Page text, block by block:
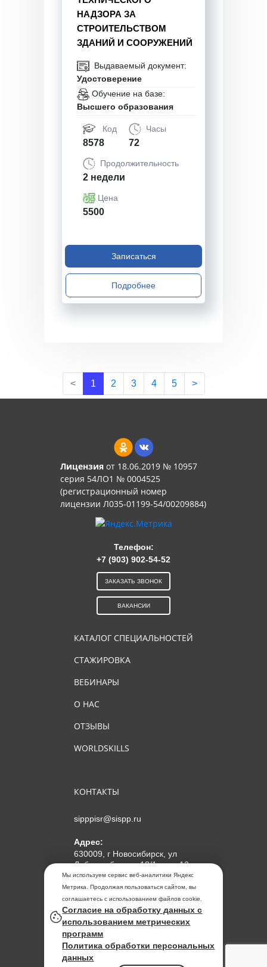
НАДЗОРА ЗА
СТРОИТЕЛЬСТВОМ
ЗДАНИЙ И СООРУЖЕНИЙ
Выдаваемый документ:
Удостоверение
Обучение на базе:
Высшего образования
Код
8578
Часы
72
Продолжительность
2 недели
Цена
5500
Записаться
Подробнее
< 1 2 3 4 5 >
Мы используем сервис веб-аналитики Яндекс
Метрика. Продолжая пользоваться сайтом, вы
соглашаетесь с использованием файлов cookie.
Согласие на обработку данных с
использованием метрических
программ
Политика обработки персональных
данных
Лицензияот 18.06.2019 № 10957
серия 54ЛО1 № 0004525
(регистрационный номер
лицензии Л035-01199-54/00209884)
КАТАЛОГ СПЕЦИАЛЬНОСТЕЙ
СТАЖИРОВКА
ВЕБИНАРЫ
О НАС
ОТЗЫВЫ
WORLDSKILLS
КОНТАКТЫ
sipppisr@sispp.ru
Адрес:
630009, г Новосибирск, ул
Добролюбова, д 18/1, пом 12
АНО ДПО "МИПКП"
ИНН5405963859
ОГРН 1155476104354
Политика обработки
персональных данных
Телефон:
+7 (903) 902-54-52
ЗАКАЗАТЬ ЗВОНОК
ВАКАНСИИ